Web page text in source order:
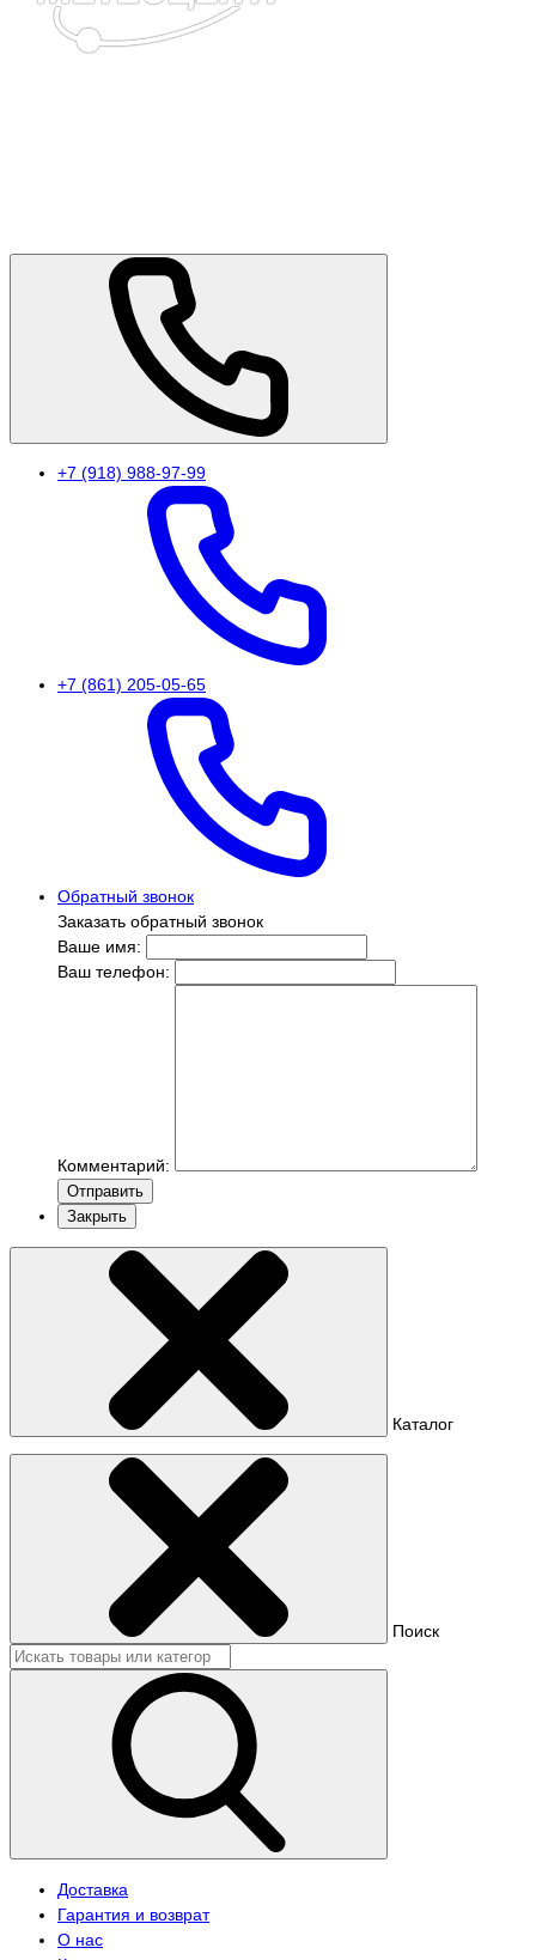
+7 (918) 988-97-99
+7 (861) 205-05-65
Обратный звонок
Заказать обратный звонок
Ваше имя:
Ваш телефон:
Комментарий:
Отправить
Закрыть
Каталог
Поиск
Доставка
Гарантия и возврат
О нас